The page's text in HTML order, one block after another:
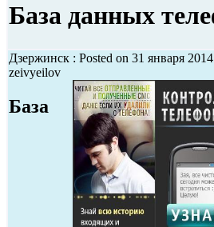
База данных
Дзержинск : Posted on 31 января
zeivyeilov
База